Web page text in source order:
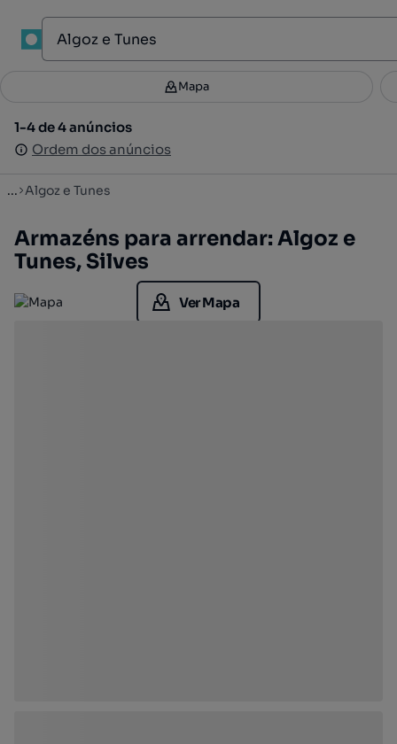
Filtros 3
1-4 de 4 anúncios
Ordem dos anúncios
Mapa
1-4 de 4 anúncios
Ordem dos anúncios
... Algoz e Tunes
Armazéns para arrendar: Algoz e
Tunes, Silves
Ver Mapa